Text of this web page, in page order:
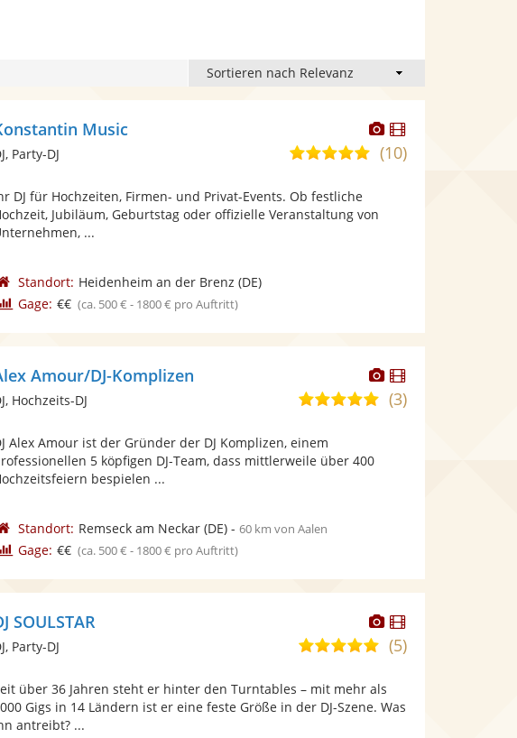
Dieser
Künstler
stellt
Dieser
Künstler
Music
5,0
Sternen
(10)
Party-DJ
DJ für Hochzeiten, Firmen- und Privat-Events. Ob festliche
Jubiläum, Geburtstag oder offizielle Veranstaltung von
...
Standort: Heidenheim an der Brenz (DE)
Gage: €€ (ca. 500 € - 1800 € pro Auftritt)
Dieser
Künstler
stellt
Dieser
Künstler
Amour/DJ-Komplizen
5,0(3)
Hochzeits-DJ
Alex Amour ist der Gründer der DJ Komplizen, einem
5 köpfigen DJ-Team, dass mittlerweile über 400
bespielen ...
Standort: Remseck am Neckar(DE)- 60 km von Aalen
Gage: €€ (ca. 500 € - 1800 € pro Auftritt)
Dieser
Künstler
stellt
bereit.
Dieser
Künstler
SOULSTAR
5,0
5
Sternen
(5)
Party-DJ
über 36 Jahren steht er hinter den Turntables – mit mehr als
Gigs in 14 Ländern ist er eine feste Größe in der DJ-Szene. Was
antreibt? ...